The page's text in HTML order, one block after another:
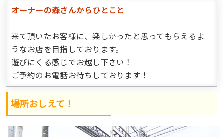
オーナーの森さんからひとこと
来て頂いたお客様に、楽しかったと思ってもらえるよ
うなお店を目指しております。
遊びにくる感じでお越し下さい！
ご予約のお電話お待ちしております！
場所おしえて！